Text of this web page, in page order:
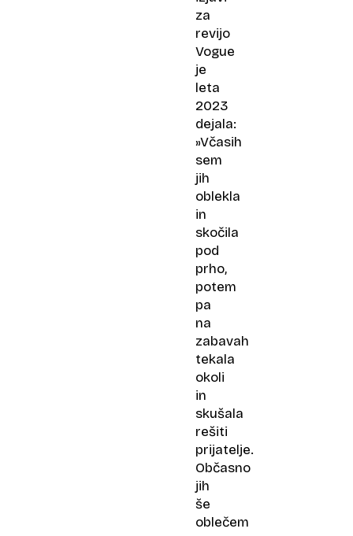
za
revijo
Vogue
je
leta
2023
dejala:
»Včasih
sem
jih
oblekla
in
skočila
pod
prho,
potem
pa
na
zabavah
tekala
okoli
in
skušala
rešiti
prijatelje.
Občasno
jih
še
oblečem